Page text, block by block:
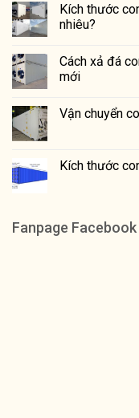
Kích thước
nhiêu?
Cách xả đá
mới
Vận chuyển
Kích thước
Fanpage Facebook